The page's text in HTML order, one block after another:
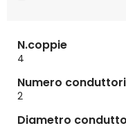
N.coppie
4
Numero conduttori
2
Diametro